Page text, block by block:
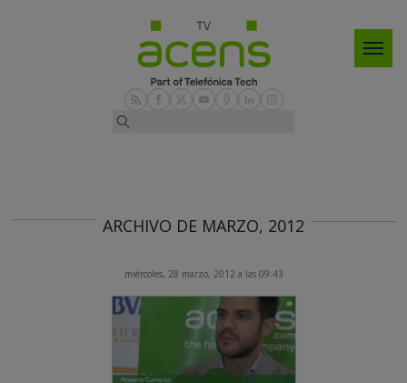
ARCHIVO DE MARZO, 2012
miércoles, 28 marzo, 2012 a las 09:43